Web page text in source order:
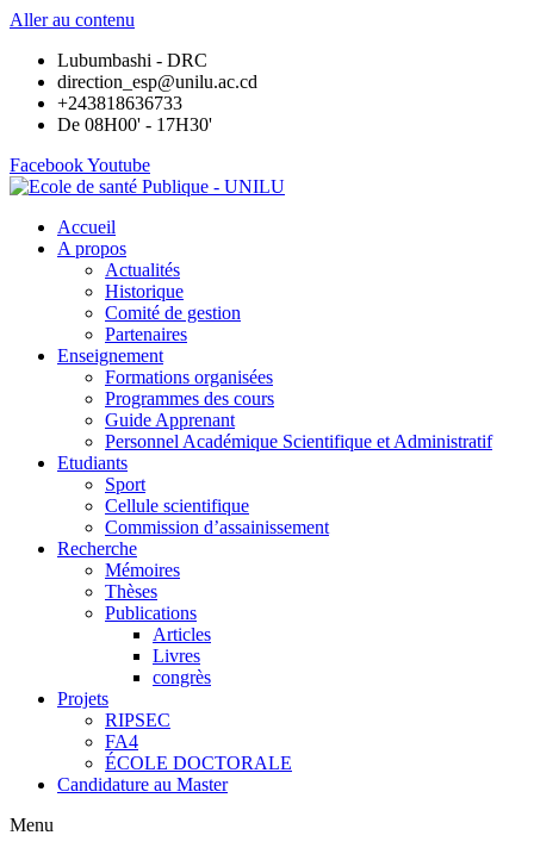
Aller au contenu
Lubumbashi - DRC
direction_esp@unilu.ac.cd
+243818636733
De 08H00' - 17H30'
FacebookYoutube
Accueil
A propos
Actualités
Historique
Comité de gestion
Partenaires
Enseignement
Formations organisées
Programmes des cours
Guide Apprenant
Personnel Académique Scientifique et Administratif
Etudiants
Sport
Cellule scientifique
Commission d’assainissement
Recherche
Mémoires
Thèses
Publications
Articles
Livres
congrès
Projets
RIPSEC
FA4
ÉCOLE DOCTORALE
Candidature au Master
Menu